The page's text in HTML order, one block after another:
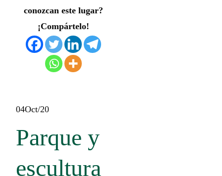
conozcan este lugar?
¡Compártelo!
04Oct/20
Parque y
escultura